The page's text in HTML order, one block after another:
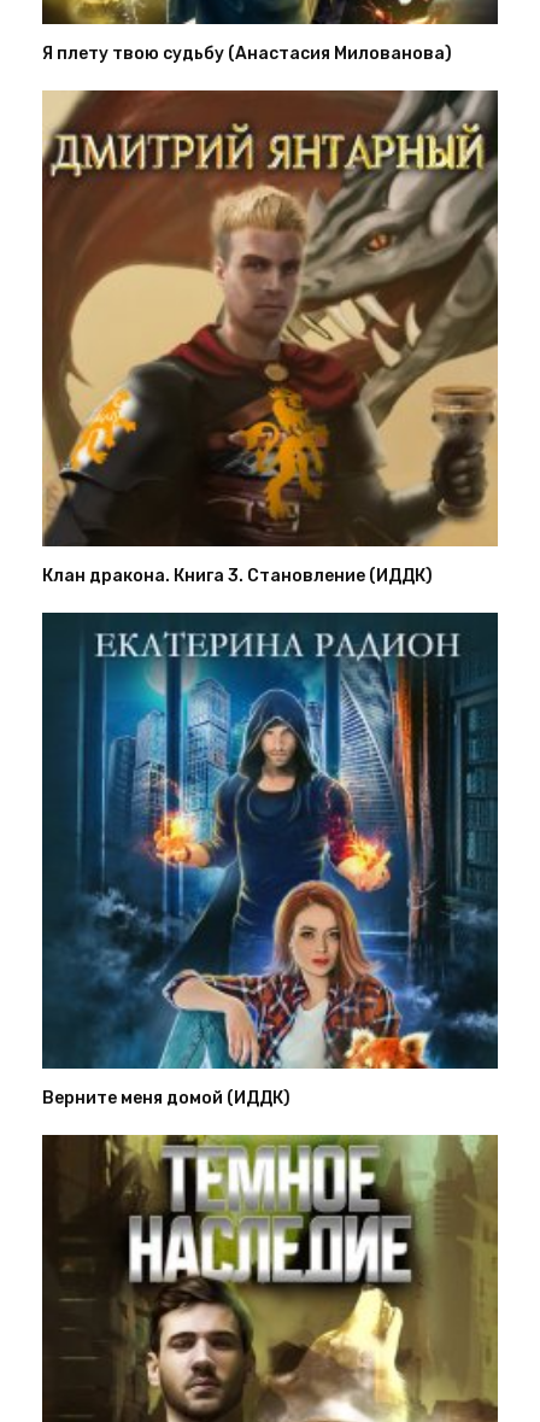
Я плету твою судьбу (Анастасия Милованова)
Клан дракона. Книга 3. Становление (ИДДК)
Верните меня домой (ИДДК)